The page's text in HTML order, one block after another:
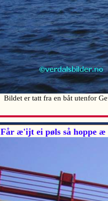
Bildet er tatt fra en båt utenfor
Får æ'ijt ei pøls så hoppe